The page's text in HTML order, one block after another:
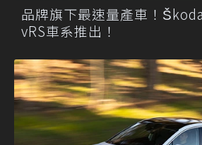
品牌旗下最速量產車！
vRS車系推出！